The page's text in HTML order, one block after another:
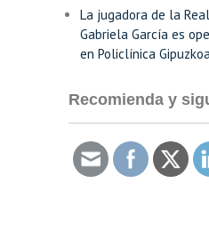
La jugadora de la
Gabriela García es
en Policlínica
Recomienda y